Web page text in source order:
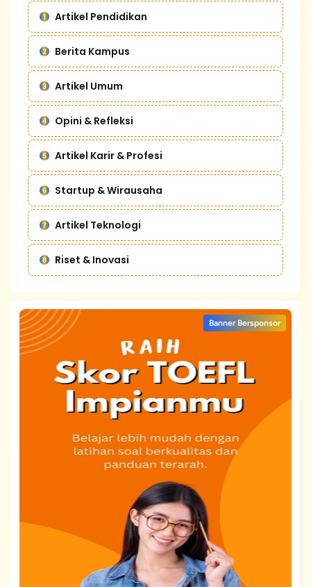
Artikel Pendidikan
Berita Kampus
Artikel Umum
Opini & Refleksi
Artikel Karir & Profesi
Startup & Wirausaha
Artikel Teknologi
Riset & Inovasi
Banner Bersponsor